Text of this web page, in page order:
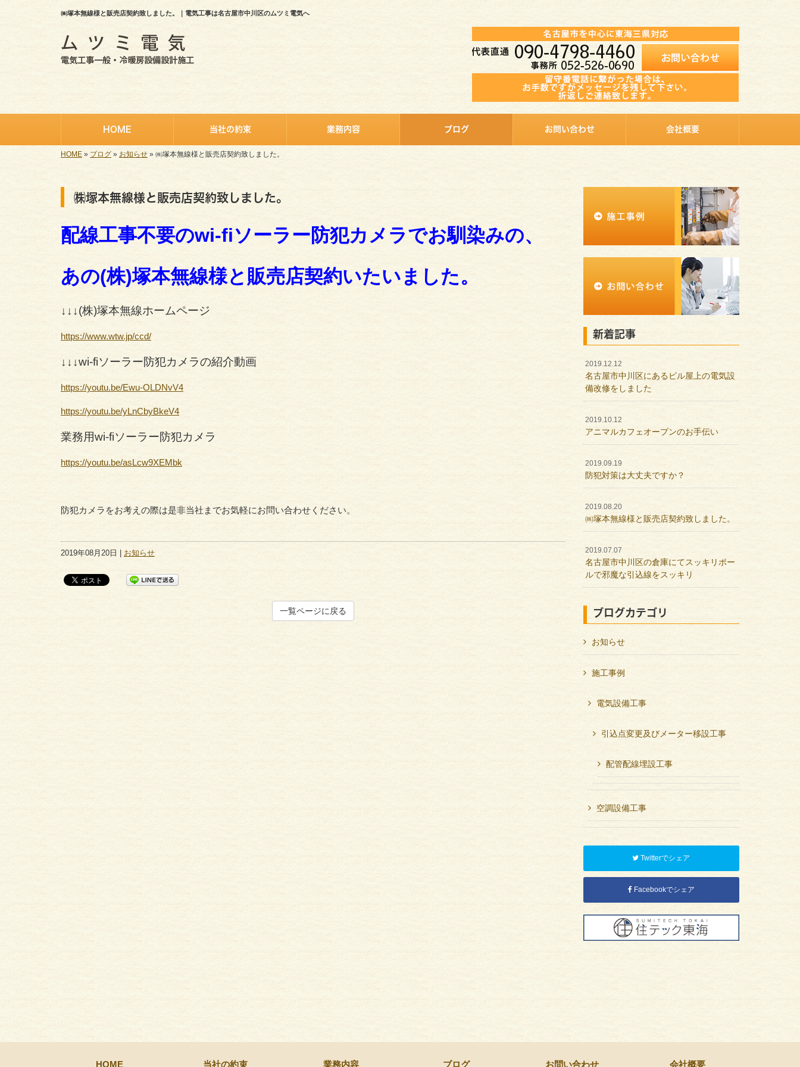
㈱塚本無線様と販売店契約致しました。｜電気工事は名古屋市中川区のムツミ電気へ
HOME 当社の約束 業務内容 ブログ お問い合わせ 会社概要
HOME » ブログ» お知らせ » ㈱塚本無線様と販売店契約致しました。
㈱塚本無線様と販売店契約致しました。
配線工事不要のwi-fiソーラー防犯カメラでお馴染みの、
あの(株)塚本無線様と販売店契約いたいました。
↓↓↓(株)塚本無線ホームページ
https://www.wtw.jp/ccd/
↓↓↓wi-fiソーラー防犯カメラの紹介動画
https://youtu.be/Ewu-OLDNvV4
https://youtu.be/yLnCbyBkeV4
業務用wi-fiソーラー防犯カメラ
https://youtu.be/asLcw9XEMbk
防犯カメラをお考えの際は是非当社までお気軽にお問い合わせください。
2019年08月20日 | お知らせ
一覧ページに戻る
新着記事
2019.12.12
名古屋市中川区にあるビル屋上の電気設
備改修をしました
2019.10.12
アニマルカフェオープンのお手伝い
2019.09.19
防犯対策は大丈夫ですか？
2019.08.20
㈱塚本無線様と販売店契約致しました。
2019.07.07
名古屋市中川区の倉庫にてスッキリポー
ルで邪魔な引込線をスッキリ
ブログカテゴリ
お知らせ
施工事例
電気設備工事
引込点変更及びメーター移設工事
配管配線埋設工事
空調設備工事
Twitterでシェア
Facebookでシェア
HOME 当社の約束 業務内容 ブログ お問い合わせ 会社概要